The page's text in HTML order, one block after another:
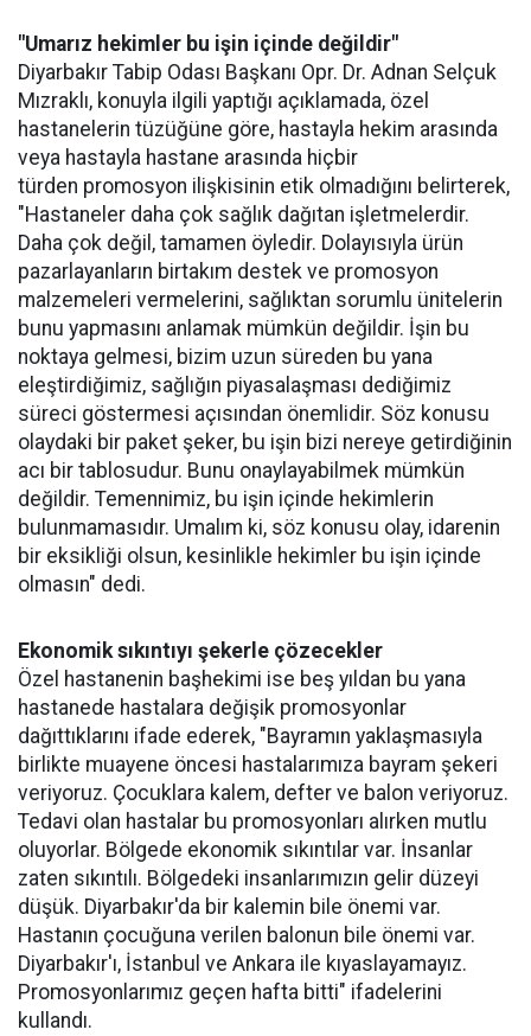
"Umarız hekimler bu işin içinde değildir"
Diyarbakır Tabip Odası Başkanı Opr. Dr. Adnan Selçuk
Mızraklı, konuyla ilgili yaptığı açıklamada, özel
hastanelerin tüzüğüne göre, hastayla hekim arasında
veya hastayla hastane arasında hiçbir
türden promosyon ilişkisinin etik olmadığını belirterek,
"Hastaneler daha çok sağlık dağıtan işletmelerdir.
Daha çok değil, tamamen öyledir. Dolayısıyla ürün
pazarlayanların birtakım destek ve promosyon
malzemeleri vermelerini, sağlıktan sorumlu ünitelerin
bunu yapmasını anlamak mümkün değildir. İşin bu
noktaya gelmesi, bizim uzun süreden bu yana
eleştirdiğimiz, sağlığın piyasalaşması dediğimiz
süreci göstermesi açısından önemlidir. Söz konusu
olaydaki bir paket şeker, bu işin bizi nereye getirdiğinin
acı bir tablosudur. Bunu onaylayabilmek mümkün
değildir. Temennimiz, bu işin içinde hekimlerin
bulunmamasıdır. Umalım ki, söz konusu olay, idarenin
bir eksikliği olsun, kesinlikle hekimler bu işin içinde
olmasın" dedi.
Ekonomik sıkıntıyı şekerle çözecekler
Özel hastanenin başhekimi ise beş yıldan bu yana
hastanede hastalara değişik promosyonlar
dağıttıklarını ifade ederek, "Bayramın yaklaşmasıyla
birlikte muayene öncesi hastalarımıza bayram şekeri
veriyoruz. Çocuklara kalem, defter ve balon veriyoruz.
Tedavi olan hastalar bu promosyonları alırken mutlu
oluyorlar. Bölgede ekonomik sıkıntılar var. İnsanlar
zaten sıkıntılı. Bölgedeki insanlarımızın gelir düzeyi
düşük. Diyarbakır'da bir kalemin bile önemi var.
Hastanın çocuğuna verilen balonun bile önemi var.
Diyarbakır'ı, İstanbul ve Ankara ile kıyaslayamayız.
Promosyonlarımız geçen hafta bitti" ifadelerini
kullandı.